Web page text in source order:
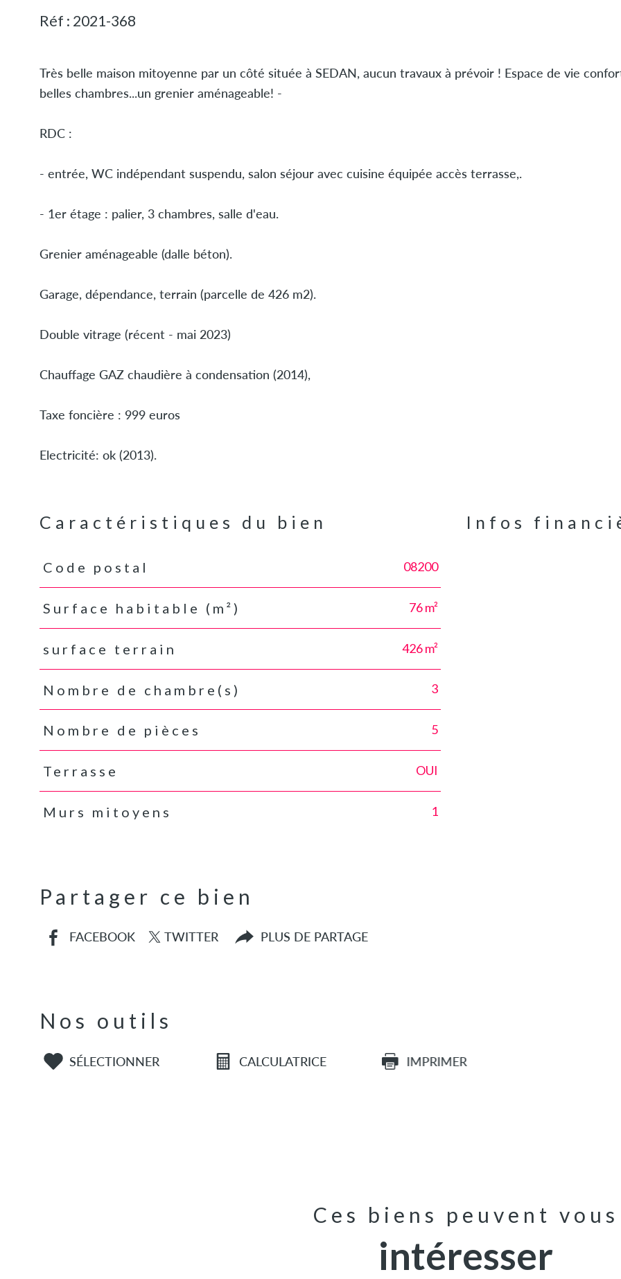
Réf : 2021-368
Très belle maison mitoyenne par un côté située à SEDAN, aucun travaux à prévoir ! Espace de vie
belles chambres...un grenier aménageable! -
RDC :
- entrée, WC indépendant suspendu, salon séjour avec cuisine équipée accès terrasse,.
- 1er étage : palier, 3 chambres, salle d'eau.
Grenier aménageable (dalle béton).
Garage, dépendance, terrain (parcelle de 426 m2).
Double vitrage (récent - mai 2023)
Chauffage GAZ chaudière à condensation (2014),
Taxe foncière : 999 euros
Electricité: ok (2013).
Caractéristiques du bien
Caractéristiques Valeurs
Code postal 08200
Surface habitable (m²) 76 m²
surface terrain 426 m²
Nombre de chambre(s) 3
Nombre de pièces 5
Terrasse OUI
Murs mitoyens 1
Infos
Partager ce bien
FACEBOOK TWITTER PLUS DE PARTAGE
Nos outils
SÉLECTIONNER CALCULATRICE IMPRIMER
Ces biens peuvent vous
intéresser